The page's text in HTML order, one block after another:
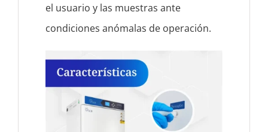
el usuario y las muestras ante
condiciones anómalas de operación.